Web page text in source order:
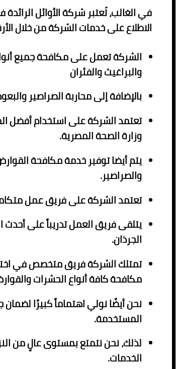
في الغالب، تُعتبر شركة الأوائل
الاطلاع على خدمات الشركة من خلال الأرقام
الشركة تعمل على مكافحة جميع
والبراغيث والفئران
بالإضافة إلى محاربة الصراصير
تعتمد الشركة على استخدام أفضل
وزارة الصحة المصرية.
يتم أيضا توفير خدمة مكافحة
والصراصير.
تعتمد الشركة على فريق عمل
يتلقى فريق العمل تدريباً على
الجرذان.
تمتلك الشركة فريق متخصص في
مكافحة كافة أنواع الحشرات
نحن أيضًا نولي اهتماماً كبيرًا
المستخدمة.
لذلك، نحن نتمتع بمستوى عالٍ من
الخدمات.